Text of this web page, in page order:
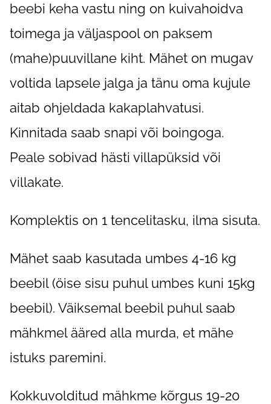
beebi keha vastu ning on kuivahoidva
toimega ja väljaspool on paksem
(mahe)puuvillane kiht. Mähet on mugav
voltida lapsele jalga ja tänu oma kujule
aitab ohjeldada kakaplahvatusi.
Kinnitada saab snapi või boingoga.
Peale sobivad hästi villapüksid või
villakate.
Komplektis on 1 tencelitasku, ilma sisuta.
Mähet saab kasutada umbes 4-16 kg
beebil (öise sisu puhul umbes kuni 15kg
beebil). Väiksemal beebil puhul saab
mähkmel ääred alla murda, et mähe
istuks paremini.
Kokkuvolditud mähkme kõrgus 19-20